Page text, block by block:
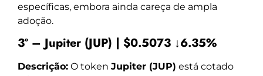
específicas, embora ainda careça de ampla
adoção.
3º – Jupiter (JUP) | $0.5073 ↓6.35%
Descrição: O token Jupiter (JUP) está cotado